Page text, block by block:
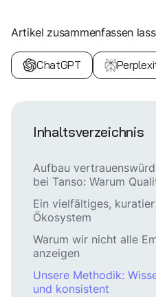
Artikel zusammenfassen
ChatGPT
Inhaltsverzeichnis
Aufbau
bei Tanso: Warum
Ein vielfältiges,
Ökosystem
Warum wir nicht alle
anzeigen
Unsere Methodik:
und konsistent